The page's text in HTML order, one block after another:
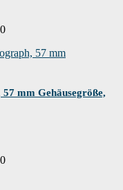
0
mm Gehäusegröße,
0